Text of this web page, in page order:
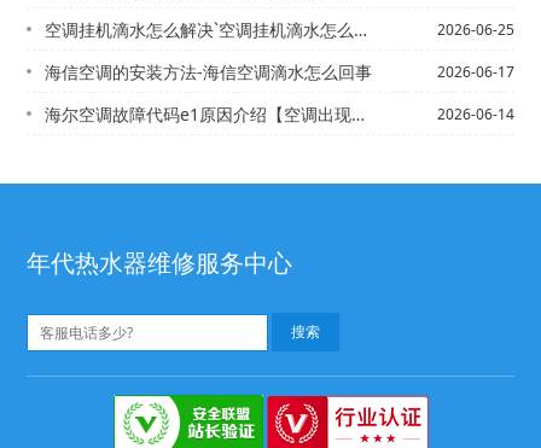
空调挂机滴水怎么解决`空调挂机滴水怎么维修 2026-06-25
海信空调的安装方法-海信空调滴水怎么回事 2026-06-17
海尔空调故障代码e1原因介绍【空调出现e1维修处理】&海尔空调柜机故障代码 2026-06-14
年代热水器维修服务中心